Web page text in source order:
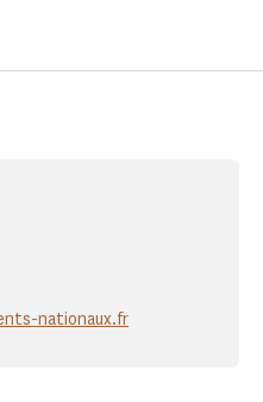
nationaux.fr